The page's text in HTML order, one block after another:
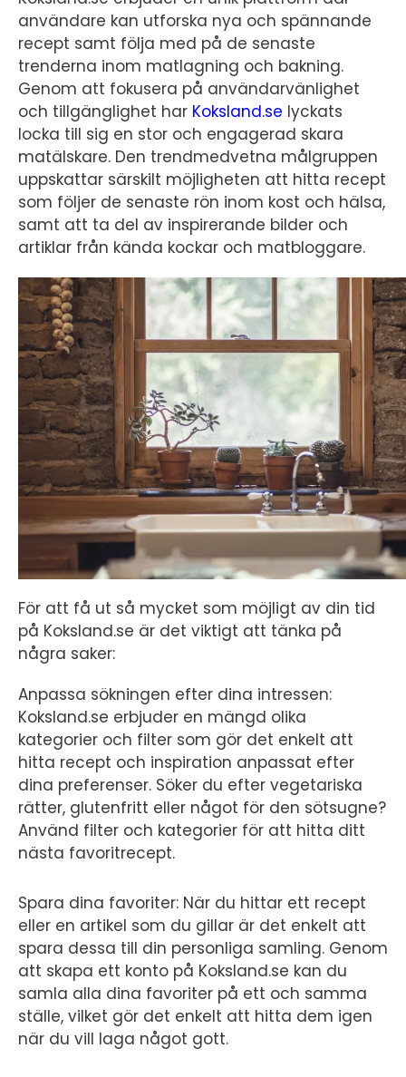
användare kan utforska nya och spännande
recept samt följa med på de senaste
trenderna inom matlagning och bakning.
Genom att fokusera på användarvänlighet
och tillgänglighet har Koksland.se lyckats
locka till sig en stor och engagerad skara
matälskare. Den trendmedvetna målgruppen
uppskattar särskilt möjligheten att hitta recept
som följer de senaste rön inom kost och hälsa,
samt att ta del av inspirerande bilder och
artiklar från kända kockar och matbloggare.
För att få ut så mycket som möjligt av din tid
på Koksland.se är det viktigt att tänka på
några saker:
Anpassa sökningen efter dina intressen:
Koksland.se erbjuder en mängd olika
kategorier och filter som gör det enkelt att
hitta recept och inspiration anpassat efter
dina preferenser. Söker du efter vegetariska
rätter, glutenfritt eller något för den sötsugne?
Använd filter och kategorier för att hitta ditt
nästa favoritrecept.
Spara dina favoriter: När du hittar ett recept
eller en artikel som du gillar är det enkelt att
spara dessa till din personliga samling. Genom
att skapa ett konto på Koksland.se kan du
samla alla dina favoriter på ett och samma
ställe, vilket gör det enkelt att hitta dem igen
när du vill laga något gott.